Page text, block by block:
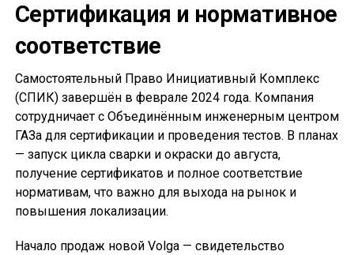
Сертификация и нормативное
соответствие
Самостоятельный Право Инициативный Комплекс
(СПИК) завершён в феврале 2024 года. Компания
сотрудничает с Объединённым инженерным центром
ГАЗа для сертификации и проведения тестов. В планах
— запуск цикла сварки и окраски до августа,
получение сертификатов и полное соответствие
нормативам, что важно для выхода на рынок и
повышения локализации.
Начало продаж новой Volga — свидетельство